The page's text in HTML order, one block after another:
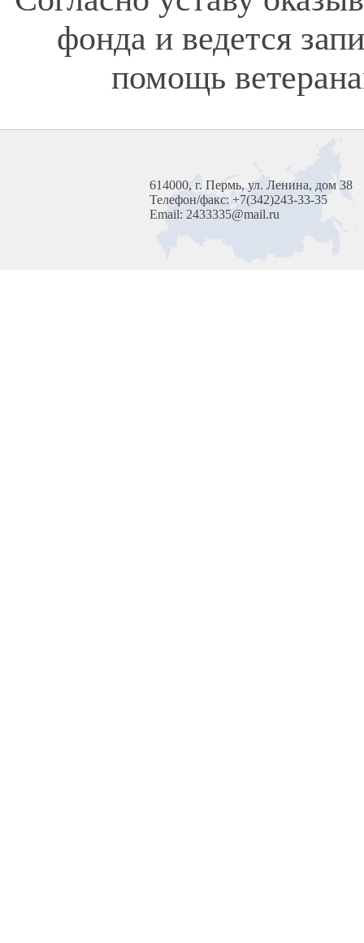
фонда и ведется
помощь
614000, г. Пермь, ул. Ленина, дом 38
Телефон/факс: +7(342)243-33-35
Email: 2433335@mail.ru